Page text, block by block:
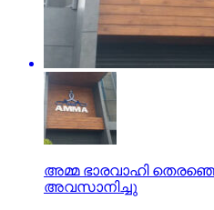
അമ്മ ഭാരവാഹി
അവസാനിച്ചു